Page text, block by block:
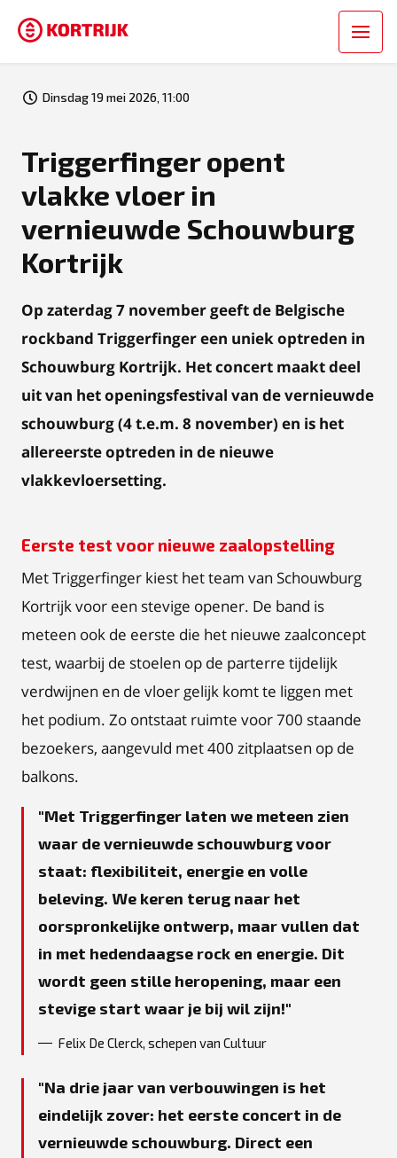
Dinsdag 19 mei 2026, 11:00
Triggerfinger opent
vlakke vloer in
vernieuwde Schouwburg
Kortrijk
Op zaterdag 7 november geeft de Belgische
rockband Triggerfinger een uniek optreden in
Schouwburg Kortrijk. Het concert maakt deel
uit van het openingsfestival van de vernieuwde
schouwburg (4 t.e.m. 8 november) en is het
allereerste optreden in de nieuwe
vlakkevloersetting.
Eerste test voor nieuwe zaalopstelling
Met Triggerfinger kiest het team van Schouwburg
Kortrijk voor een stevige opener. De band is
meteen ook de eerste die het nieuwe zaalconcept
test, waarbij de stoelen op de parterre tijdelijk
verdwijnen en de vloer gelijk komt te liggen met
het podium. Zo ontstaat ruimte voor 700 staande
bezoekers, aangevuld met 400 zitplaatsen op de
balkons.
Met Triggerfinger laten we meteen zien
waar de vernieuwde schouwburg voor
staat: flexibiliteit, energie en volle
beleving. We keren terug naar het
oorspronkelijke ontwerp, maar vullen dat
in met hedendaagse rock en energie. Dit
wordt geen stille heropening, maar een
stevige start waar je bij wil zijn!
Felix De Clerck, schepen van Cultuur
Na drie jaar van verbouwingen is het
eindelijk zover: het eerste concert in de
vernieuwde schouwburg. Direct een